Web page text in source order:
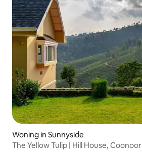
Woning in Sunnyside
The Yellow Tulip | Hill House, Coonoor